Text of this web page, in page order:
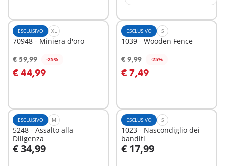
ESCLUSIVO XL
70948 - Miniera d'oro
€ 59,99 -25%
€ 44,99
Aggiungi al carrello
ESCLUSIVO S
1039 - Wooden Fence
€ 9,99 -25%
€ 7,49
Aggiungi al carrello
ESCLUSIVO M
5248 - Assalto alla
Diligenza
€ 34,99
Aggiungi al carrello
ESCLUSIVO S
1023 - Nascondiglio dei
banditi
€ 17,99
Aggiungi al carrello